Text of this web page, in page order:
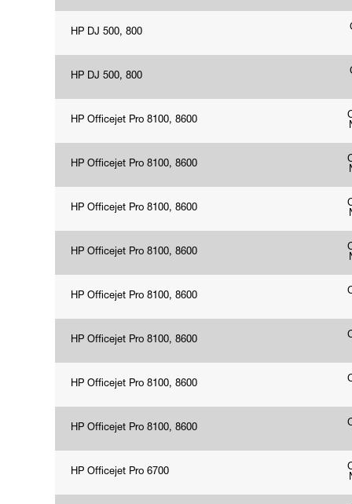
HP DJ 500, 800
HP DJ 500, 800
HP Officejet Pro 8100, 8600
HP Officejet Pro 8100, 8600
HP Officejet Pro 8100, 8600
HP Officejet Pro 8100, 8600
HP Officejet Pro 8100, 8600
HP Officejet Pro 8100, 8600
HP Officejet Pro 8100, 8600
HP Officejet Pro 8100, 8600
HP Officejet Pro 6700